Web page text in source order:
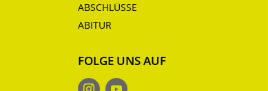
ABSCHLÜSSE
ABITUR
FOLGE UNS AUF